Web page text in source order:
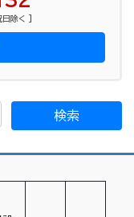
除く ]